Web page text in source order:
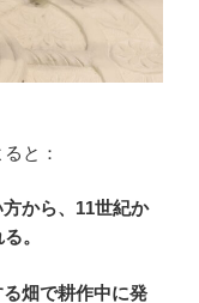
と：
から、11世紀か
。
畑で耕作中に発